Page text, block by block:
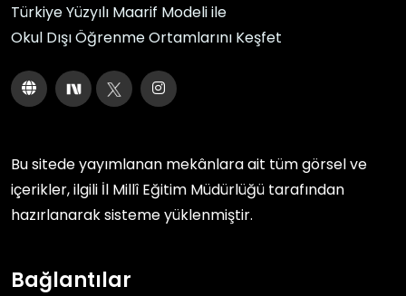
Türkiye Yüzyılı Maarif Modeli ile
Okul Dışı Öğrenme Ortamlarını Keşfet
Bu sitede yayımlanan mekânlara ait tüm görsel ve
içerikler, ilgili İl Millî Eğitim Müdürlüğü tarafından
hazırlanarak sisteme yüklenmiştir.
Bağlantılar